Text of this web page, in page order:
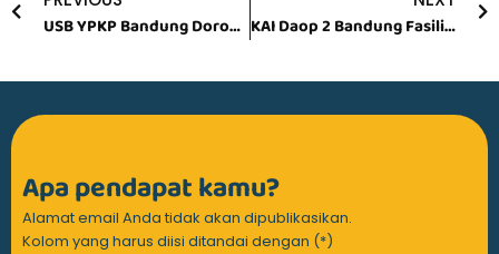
USB YPKP Bandung Dorong Implementasi Ijazah Elektronik dan Tanda Tangan Digital KAI Daop 2 Bandung Fasilitasi Perjalanan Inklusif untuk Peringatan Hari Disabilitas Internasional
Apa pendapat kamu?
Alamat email Anda tidak akan dipublikasikan.
Kolom yang harus diisi ditandai dengan (*)